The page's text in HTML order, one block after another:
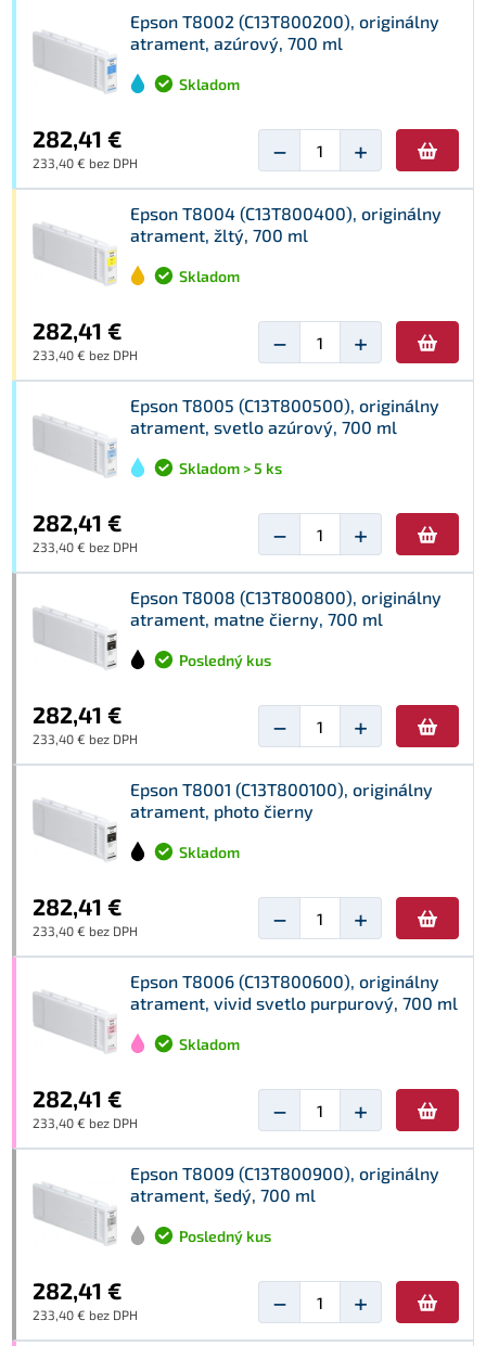
Epson T8002 (C13T800200), originálny
atrament, azúrový, 700 ml
Skladom
282,41 €
233,40 € bez DPH − +
Epson T8004 (C13T800400), originálny
atrament, žltý, 700 ml
Skladom
282,41 €
233,40 € bez DPH − +
Epson T8005 (C13T800500), originálny
atrament, svetlo azúrový, 700 ml
Skladom > 5 ks
282,41 €
233,40 € bez DPH − +
Epson T8008 (C13T800800), originálny
atrament, matne čierny, 700 ml
Posledný kus
282,41 €
233,40 € bez DPH − +
Epson T8001 (C13T800100), originálny
atrament, photo čierny
Skladom
282,41 €
233,40 € bez DPH − +
Epson T8006 (C13T800600), originálny
atrament, vivid svetlo purpurový, 700 ml
Skladom
282,41 €
233,40 € bez DPH − +
Epson T8009 (C13T800900), originálny
atrament, šedý, 700 ml
Posledný kus
282,41 €
233,40 € bez DPH − +